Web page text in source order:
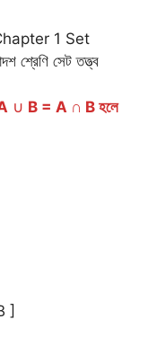
1 Set
শ্রেণি সেট তত্ত্ব
∪ B = A ∩ B হলে
]